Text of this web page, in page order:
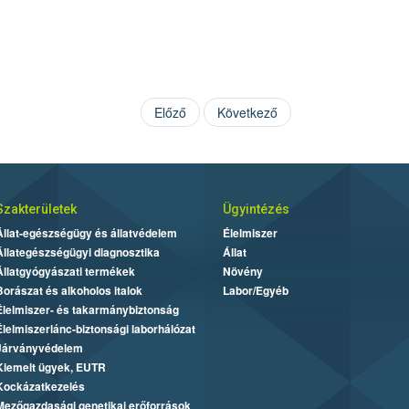
Előző Következő
egészségügy és állatvédelem
diagnosztika
termékek
és alkoholos italok
és takarmánybiztonság
biztonsági laborhálózat
ügyek, EUTR
genetikai erőforrások
Ügyintézés
Élelmiszer
Állat
Növény
Labor/Egyéb